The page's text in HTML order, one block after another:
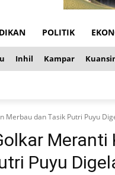
POLITIK
Inhil Kampar
Merbau dan Tasik Putri Puyu
Puyu